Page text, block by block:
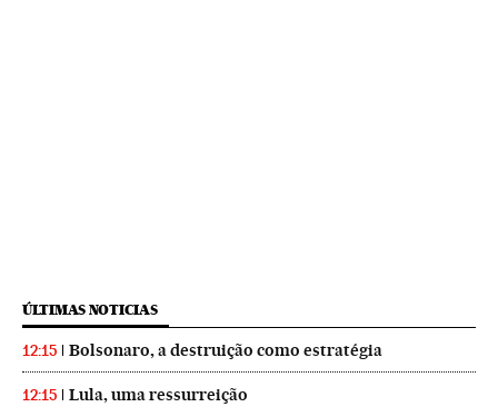
ÚLTIMAS NOTICIAS
12:15 Bolsonaro, a destruição como estratégia
12:15 Lula, uma ressurreição